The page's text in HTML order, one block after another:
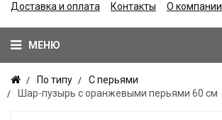
Доставка и оплата Контакты О компании
МЕНЮ
По типу
С перьями
Шар-пузырь с оранжевыми перьями 60 см